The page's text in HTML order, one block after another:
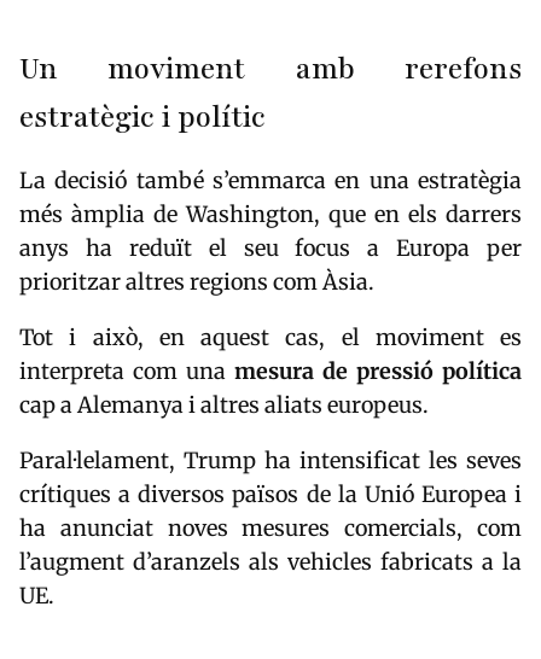
Un moviment amb rerefons
estratègic i polític
La decisió també s’emmarca en una estratègia
més àmplia de Washington, que en els darrers
anys ha reduït el seu focus a Europa per
prioritzar altres regions com Àsia.
Tot i això, en aquest cas, el moviment es
interpreta com una mesura de pressió política
cap a Alemanya i altres aliats europeus.
Paral·lelament, Trump ha intensificat les seves
crítiques a diversos països de la Unió Europea i
ha anunciat noves mesures comercials, com
l’augment d’aranzels als vehicles fabricats a la
UE.